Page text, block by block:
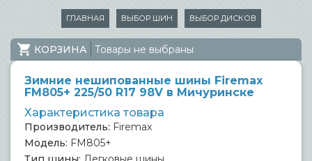
ГЛАВНАЯ ВЫБОР ШИН ВЫБОР ДИСКОВ
КОРЗИНА Товары не выбраны
Зимние нешипованные шины Firemax
FM805+ 225/50 R17 98V в Мичуринске
Характеристика товара
Производитель: Firemax
Модель: FM805+